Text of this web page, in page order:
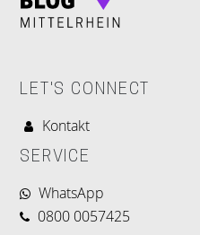
LET'S CONNECT
Kontakt
SERVICE
WhatsApp
0800 0057425